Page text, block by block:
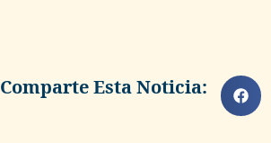
Comparte Esta Noticia: